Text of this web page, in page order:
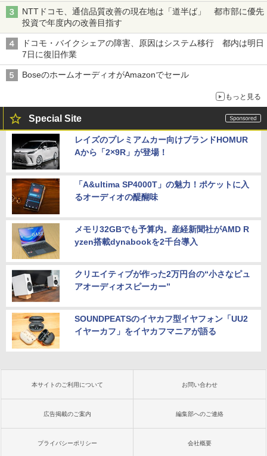
NTTドコモ、通信品質改善の現在地は「道半ば」 都市部に優先
投資で年度内の改善目指す
ドコモ・バイクシェアの障害、原因はシステム移行 都内は明日
7日に復旧作業
BoseのホームオーディオがAmazonでセール
もっと見る
Special Site
レイズのプレミアムカー向けブランドHOMUR
Aから「2×9R」が登場！
「A&ultima SP4000T」の魅力！ポケットに入
るオーディオの醍醐味
メモリ32GBでも予算内。産経新聞社がAMD R
yzen搭載dynabookを2千台導入
クリエイティブが作った2万円台の“小さなピュ
アオーディオスピーカー”
SOUNDPEATSのイヤカフ型イヤフォン「UU2
イヤーカフ」をイヤカフマニアが語る
本サイトのご利用について お問い合わせ
広告掲載のご案内 編集部へのご連絡
プライバシーポリシー 会社概要